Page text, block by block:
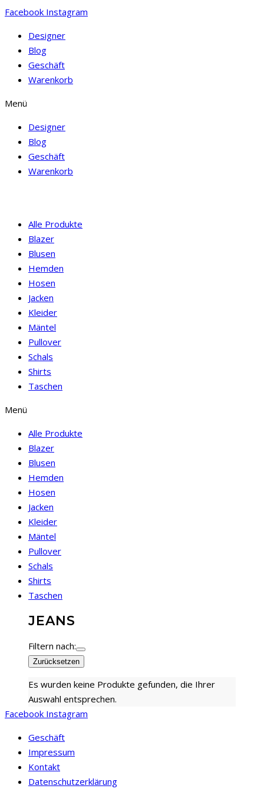
Facebook Instagram
Designer
Blog
Geschäft
Warenkorb
Menü
Designer
Blog
Geschäft
Warenkorb
Alle Produkte
Blazer
Blusen
Hemden
Hosen
Jacken
Kleider
Mäntel
Pullover
Schals
Shirts
Taschen
Menü
Alle Produkte
Blazer
Blusen
Hemden
Hosen
Jacken
Kleider
Mäntel
Pullover
Schals
Shirts
Taschen
JEANS
Filtern nach:
Zurücksetzen
Es wurden keine Produkte gefunden, die Ihrer
Auswahl entsprechen.
Facebook Instagram
Geschäft
Impressum
Kontakt
Datenschutzerklärung